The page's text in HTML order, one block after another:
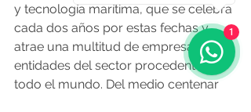
y tecnología marítima, que se celebra
cada dos años por estas fechas y
atrae una multitud de empresas y
entidades del sector procedentes de
todo el mundo. Del medio centenar
1